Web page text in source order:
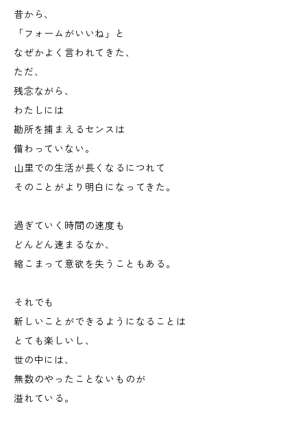
昔から、
「フォームがいいね」と
なぜかよく言われてきた、
ただ、
残念ながら、
わたしには
勘所を捕まえるセンスは
備わっていない。
山里での生活が長くなるにつれて
そのことがより明白になってきた。
過ぎていく時間の速度も
どんどん速まるなか、
縮こまって意欲を失うこともある。
それでも
新しいことができるようになることは
とても楽しいし、
世の中には、
無数のやったことないものが
溢れている。